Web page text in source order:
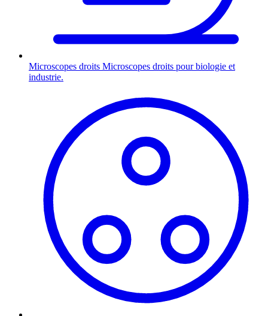
Microscopes droits Microscopes droits pour biologie et
industrie.